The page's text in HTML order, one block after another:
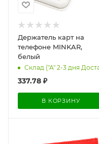
Держатель карт на
телефоне MINKAR,
белый
Склад ("А" 2-3 дня
337.78 ₽
В КОРЗИНУ